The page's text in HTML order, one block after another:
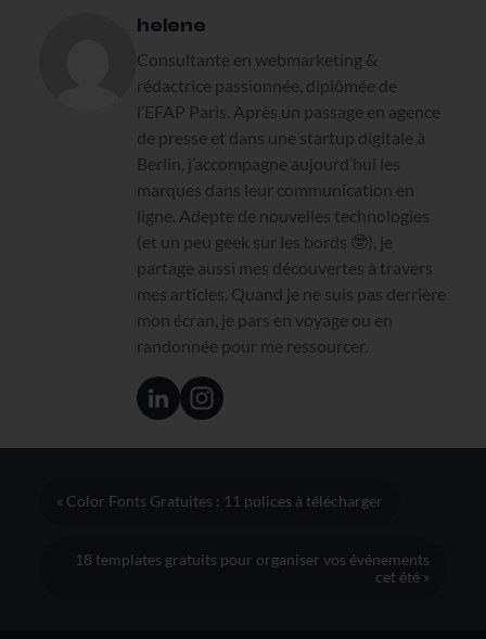
helene
Consultante en webmarketing &
rédactrice passionnée, diplômée de
l’EFAP Paris. Après un passage en agence
de presse et dans une startup digitale à
Berlin, j’accompagne aujourd’hui les
marques dans leur communication en
ligne. Adepte de nouvelles technologies
(et un peu geek sur les bords 🤓), je
partage aussi mes découvertes à travers
mes articles. Quand je ne suis pas derrière
mon écran, je pars en voyage ou en
randonnée pour me ressourcer.
« Color Fonts Gratuites : 11 polices à télécharger
18 templates gratuits pour organiser vos événements
cet été »